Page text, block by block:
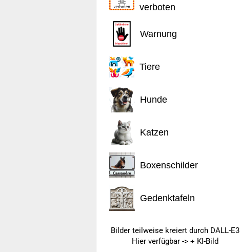
verboten
Warnung
Tiere
Hunde
Katzen
Boxenschilder
Gedenktafeln
Bilder teilweise kreiert durch DALL-E3
Hier verfügbar -> + KI-Bild